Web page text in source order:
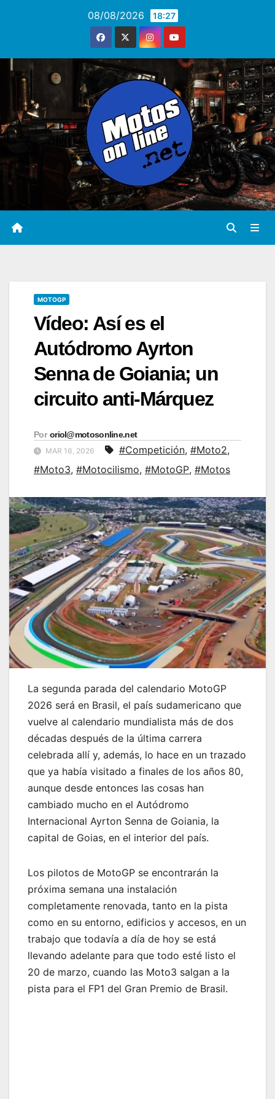
08/08/2026 18:27
MOTOGP
Vídeo: Así es el
Autódromo Ayrton
Senna de Goiania; un
circuito anti-Márquez
Por oriol@motosonline.net
MAR 16, 2026 #Competición, #Moto2,
#Moto3, #Motocilismo, #MotoGP, #Motos
La segunda parada del calendario MotoGP
2026 será en Brasil, el país sudamericano que
vuelve al calendario mundialista más de dos
décadas después de la última carrera
celebrada allí y, además, lo hace en un trazado
que ya había visitado a finales de los años 80,
aunque desde entonces las cosas han
cambiado mucho en el Autódromo
Internacional Ayrton Senna de Goiania, la
capital de Goias, en el interior del país.
Los pilotos de MotoGP se encontrarán la
próxima semana una instalación
completamente renovada, tanto en la pista
como en su entorno, edificios y accesos, en un
trabajo que todavía a día de hoy se está
llevando adelante para que todo esté listo el
20 de marzo, cuando las Moto3 salgan a la
pista para el FP1 del Gran Premio de Brasil.